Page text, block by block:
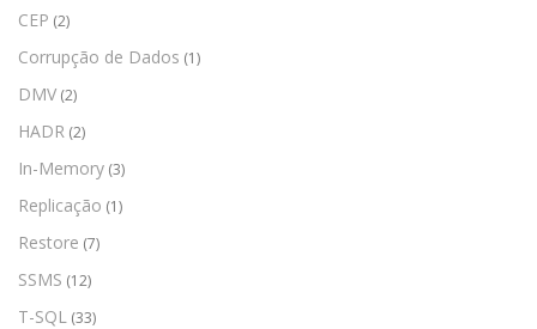
CEP (2)
Corrupção de Dados (1)
DMV (2)
HADR (2)
In-Memory (3)
Replicação (1)
Restore (7)
SSMS (12)
T-SQL (33)